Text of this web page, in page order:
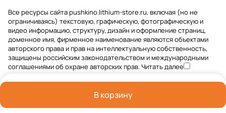
В корзину
Все ресурсы сайта pushkino.lithium-store.ru, включая (но не
ограничиваясь) текстовую, графическую, фотографическую и
видео информацию, структуру, дизайн и оформление страниц,
доменное имя, фирменное наименование являются объектами
авторского права и прав на интеллектуальную собственность,
защищены российским законодательством и международными
соглашениями об охране авторских прав.Читать далее